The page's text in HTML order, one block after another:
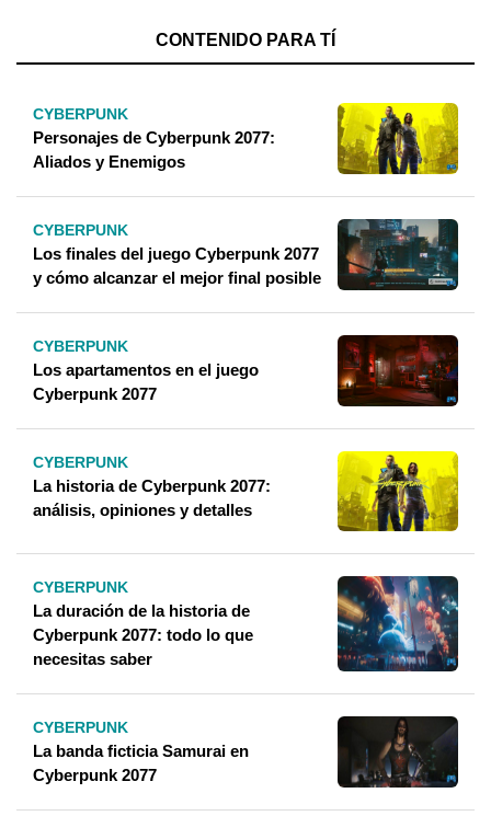
CONTENIDO PARA TÍ
CYBERPUNK
Personajes de Cyberpunk 2077:
Aliados y Enemigos
CYBERPUNK
Los finales del juego Cyberpunk 2077
y cómo alcanzar el mejor final posible
CYBERPUNK
Los apartamentos en el juego
Cyberpunk 2077
CYBERPUNK
La historia de Cyberpunk 2077:
análisis, opiniones y detalles
CYBERPUNK
La duración de la historia de
Cyberpunk 2077: todo lo que
necesitas saber
CYBERPUNK
La banda ficticia Samurai en
Cyberpunk 2077